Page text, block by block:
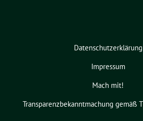
Datenschutzerklärung
Impressum
Mach mit!
Transparenzbekanntmachung gemäß